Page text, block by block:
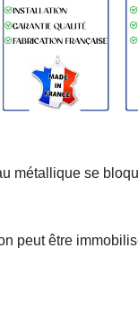
métallique se
peut être